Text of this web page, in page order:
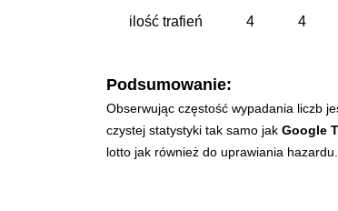
ilość trafień 4 4
Podsumowanie:
Obserwując częstość wypadania liczb
czystej statystyki tak samo jak Google
lotto jak również do uprawiania